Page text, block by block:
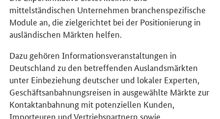
mittelständischen Unternehmen branchenspezifische
Module an, die zielgerichtet bei der Positionierung in
ausländischen Märkten helfen.
Dazu gehören Informationsveranstaltungen in
Deutschland zu den betreffenden Auslandsmärkten
unter Einbeziehung deutscher und lokaler Experten,
Geschäftsanbahnungsreisen in ausgewählte Märkte zur
Kontaktanbahnung mit potenziellen Kunden,
Importeuren und Vertriebspartnern sowie